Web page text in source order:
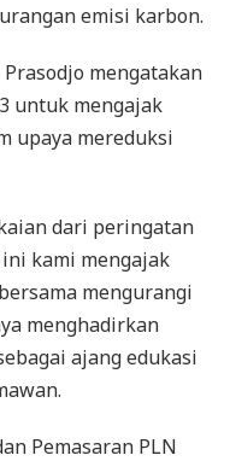
emisi karbon.
mengatakan
untuk mengajak
upaya mereduksi
dari peringatan
kami mengajak
mengurangi
menghadirkan
ajang edukasi
Pemasaran PLN